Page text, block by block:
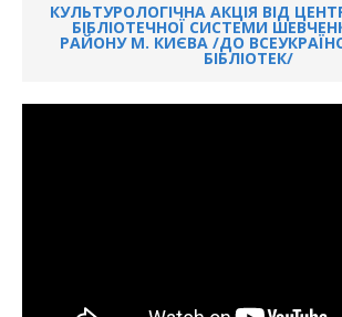
КУЛЬТУРОЛОГІЧНА АКЦІЯ ВІД
БІБЛІОТЕЧНОЇ СИСТЕМИ
РАЙОНУ М. КИЄВА /ДО
БІБЛІОТЕК/